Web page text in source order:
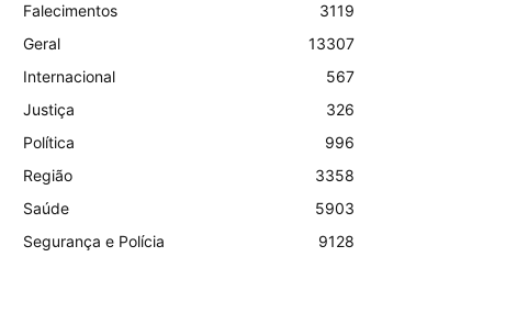
Falecimentos
3119
Geral
13307
Internacional
567
Justiça
326
Política
996
Região
3358
Saúde
5903
Segurança e Polícia
9128